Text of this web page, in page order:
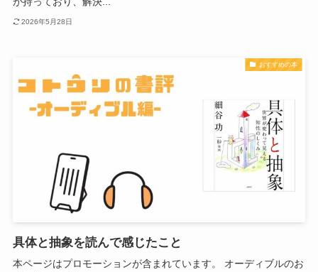
2026年5月28日
おすすめの本
具体と抽象を読んで感じたこと
本ページはプロモーションが含まれています。 オーディブルのお